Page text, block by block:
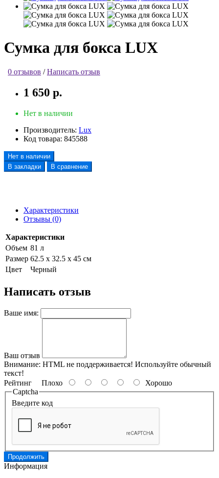
Сумка для бокса LUX
0 отзывов /Написать отзыв
1 650 р.
Нет в наличии
Производитель: Lux
Код товара: 845588
Нет в наличии
В закладки
В сравнение
Характеристики
Отзывы (0)
Характеристики
Объем 81 л
Размер 62.5 х 32.5 х 45 см
Цвет
Черный
Написать отзыв
Ваше имя:
Ваш отзыв
Внимание: HTML не поддерживается! Используйте обычный
текст!
Рейтинг Плохо
Хорошо
Captcha
Введите код
Продолжить
Информация